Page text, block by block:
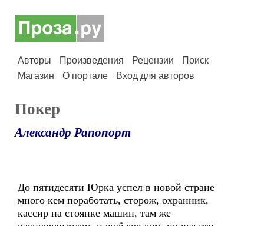
Авторы Произведения Рецензии
Поиск
Магазин
О портале Вход для авторов
Покер
Александр Рапопорт
До пятидесяти Юрка успел в новой стране
много кем поработать, сторож, охранник,
кассир на стоянке машин, там же